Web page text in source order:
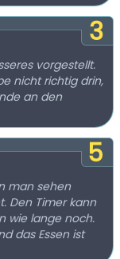
3
vorgestellt.
nicht richtig drin,
an den
5
man sehen
Den Timer kann
wie lange noch.
das Essen ist